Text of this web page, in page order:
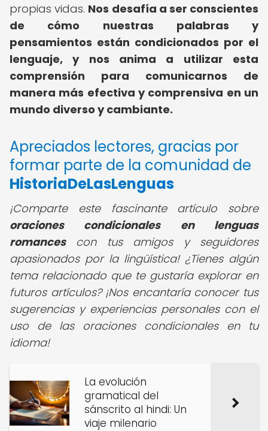
propias vidas. Nos desafía a ser conscientes
de cómo nuestras palabras y
pensamientos están condicionados por el
lenguaje, y nos anima a utilizar esta
comprensión para comunicarnos de
manera más efectiva y comprensiva en un
mundo diverso y cambiante.
Apreciados lectores, gracias por
formar parte de la comunidad de
HistoriaDeLasLenguas
¡Comparte este fascinante artículo sobre
oraciones condicionales en lenguas
romancescon tus amigos y seguidores
apasionados por la lingüística! ¿Tienes algún
tema relacionado que te gustaría explorar en
futuros artículos? ¡Nos encantaría conocer tus
sugerencias y experiencias personales con el
uso de las oraciones condicionales en tu
idioma!
La evolución
gramatical del
sánscrito al hindi: Un
viaje milenario